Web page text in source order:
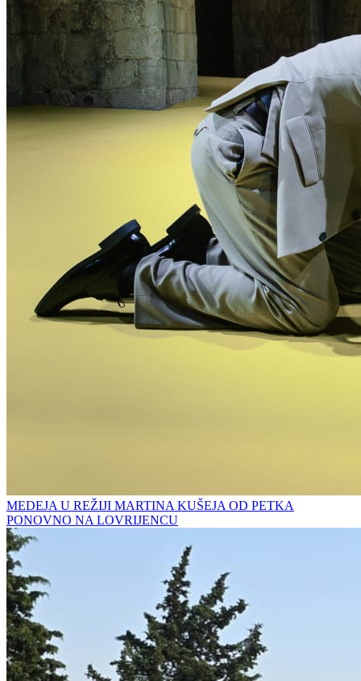
MEDEJA U REŽIJI MARTINA KUŠEJA OD PETKA
PONOVNO NA LOVRIJENCU